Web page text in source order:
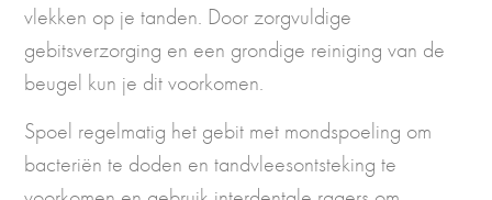
vlekken op je tanden. Door zorgvuldige
gebitsverzorging en een grondige reiniging van de
beugel kun je dit voorkomen.
Spoel regelmatig het gebit met mondspoeling om
bacteriën te doden en tandvleesontsteking te